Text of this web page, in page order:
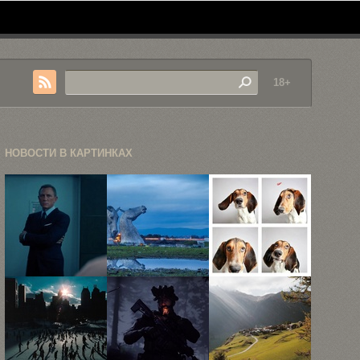
18+
НОВОСТИ В КАРТИНКАХ
«Не время
умирать»:
Джеймс Бонд
...
Гигантские
лошадиные
головы
украсили
горизонт ...
Собаки из
приюта
Humane
Society ...